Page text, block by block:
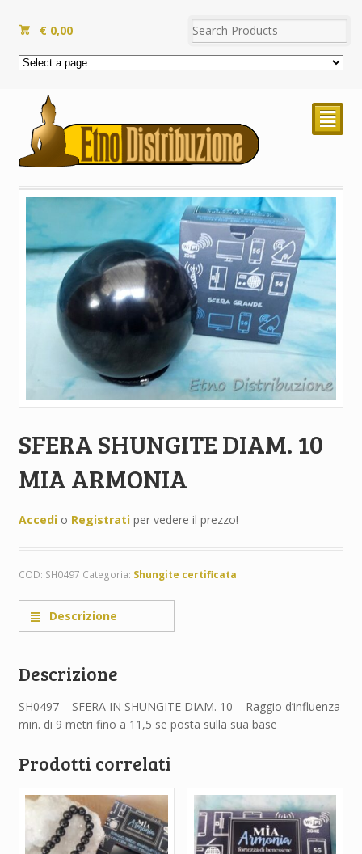
€ 0,00
²
SFERA SHUNGITE DIAM. 10
MIA ARMONIA
Accedio Registratiper vedere il prezzo!
COD: SH0497 Categoria: Shungite certificata
Descrizione
Descrizione
SH0497 – SFERA IN SHUNGITE DIAM. 10 – Raggio d’influenza
min. di 9 metri fino a 11,5 se posta sulla sua base
Prodotti correlati